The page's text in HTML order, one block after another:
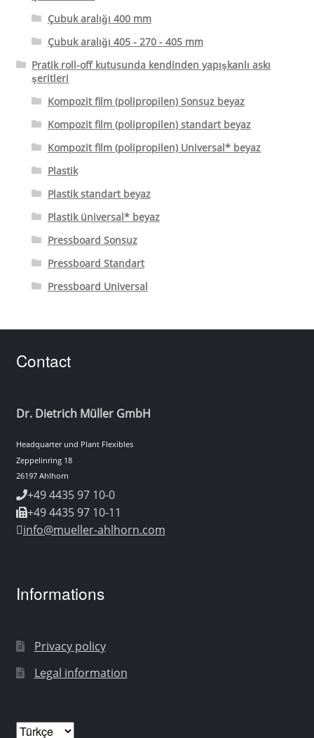
Çubuk aralığı 400 mm
Çubuk aralığı 405 - 270 - 405 mm
Pratik roll-off kutusunda kendinden yapışkanlı askı
şeritleri
Kompozit film (polipropilen) Sonsuz beyaz
Kompozit film (polipropilen) standart beyaz
Kompozit film (polipropilen) Universal* beyaz
Plastik
Plastik standart beyaz
Plastik üniversal* beyaz
Pressboard Sonsuz
Pressboard Standart
Pressboard Universal
Contact
Dr. Dietrich Müller GmbH
Headquarter und Plant Flexibles
Zeppelinring 18
26197 Ahlhorn
+49 4435 97 10-0
+49 4435 97 10-11
info@mueller-ahlhorn.com
Informations
Privacy policy
Legal information
Dil